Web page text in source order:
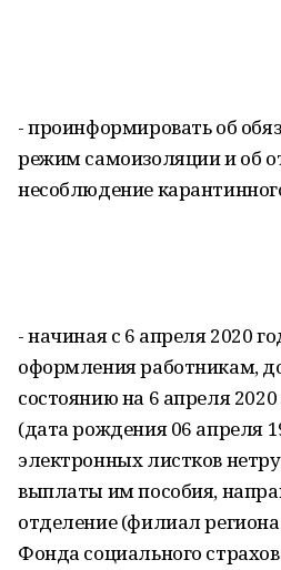
- проинформировать об
режим самоизоляции и об
несоблюдение
- начиная с 6 апреля 2020
оформления работникам,
состоянию на 6 апреля 2020
(дата рождения 06 апреля
электронных листков
выплаты им пособия,
отделение (филиал
Фонда социального